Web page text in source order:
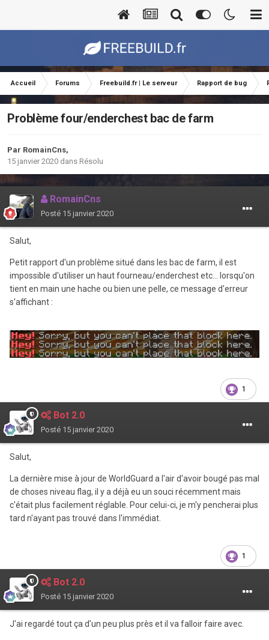
Accueil Forums Freebuild.fr | Le serveur Rapport de bug
Problème four/enderchest bac de farm
Par RomainCns,
15 janvier 2020 dans Résolu
RomainCns
Posté 15 janvier 2020
Salut,
Petit rapport d'un problème situé dans les bac de farm, il est
impossible d'utiliser un haut fourneau/enderchest etc... lorsqu'on
tient en main une hache ou bien une pelle, ce message d'erreur
s'affichant :
1
Bot 2.0
Posté 15 janvier 2020
Salut,
La dernière mise à jour de WorldGuard a l'air d'avoir bougé pas mal
de choses niveau flag, il y a déjà eu un souci récemment mais
c'était plus facilement réglable. Pour celui-ci, je m'y pencherai plus
tard n'ayant pas trouvé dans l'immédiat.
1
Bot 2.0
Posté 15 janvier 2020
J'ai regardé tout ça d'un peu plus près et il va falloir faire avec.